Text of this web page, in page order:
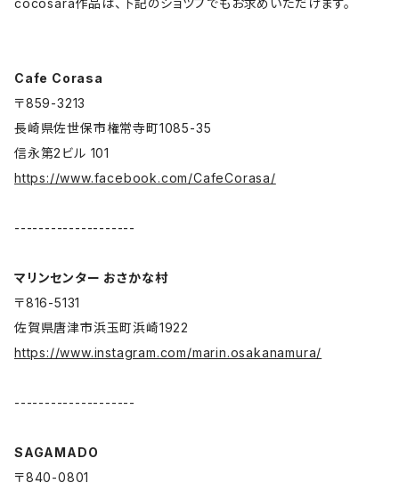
Cafe Corasa
〒859-3213
長崎県佐世保市権常寺町1085-35
信永第2ビル 101
https://www.facebook.com/CafeCorasa/
--------------------
マリンセンター おさかな村
〒816-5131
佐賀県唐津市浜玉町浜崎1922
https://www.instagram.com/marin.osakanamura/
--------------------
SAGAMADO
〒840-0801